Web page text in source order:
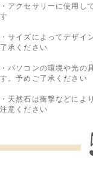
・アクセサリーに使用し
す
・サイズによってデザイ
了承ください
・パソコンの環境や光の
す。予めご了承ください
・天然石は衝撃などによ
注意ください